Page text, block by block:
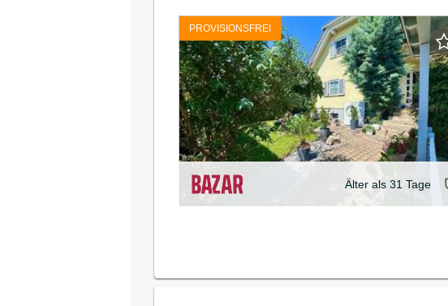
PROVISIONSFREI
Älter als 31 Tage